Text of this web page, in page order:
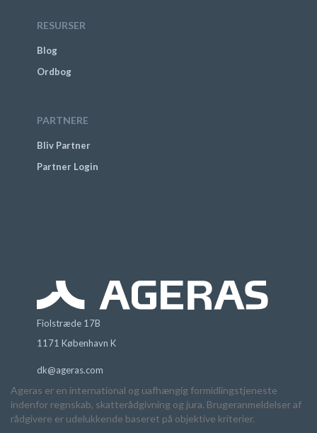
RESURSER
Blog
Ordbog
PARTNERE
Bliv Partner
Partner Login
Fiolstræde 17B
1171 København K
dk@ageras.com
Ageras er en international og uafhængig formidlingstjeneste
indenfor regnskab, skatterådgivning og jura. Brugeranmeldelser af
rådgivere er udelukkende baseret på objektive kriterier.